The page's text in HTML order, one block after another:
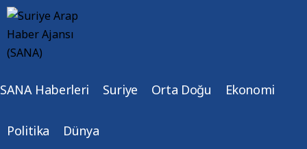
SANA Haberleri Suriye Orta Doğu Ekonomi
Politika Dünya